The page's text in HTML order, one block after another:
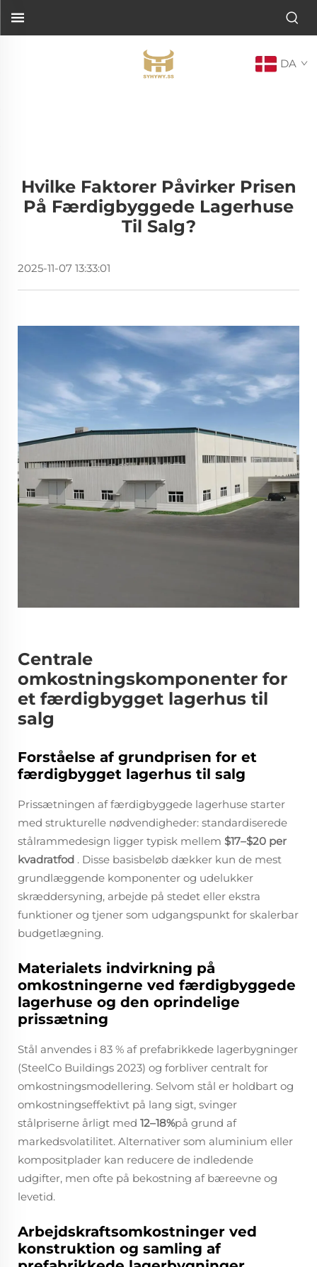
DA
Hvilke Faktorer Påvirker Prisen
På Færdigbyggede Lagerhuse
Til Salg?
2025-11-07 13:33:01
Centrale
omkostningskomponenter for
et færdigbygget lagerhus til
salg
Forståelse af grundprisen for et
færdigbygget lagerhus til salg
Prissætningen af færdigbyggede lagerhuse starter
med strukturelle nødvendigheder: standardiserede
stålrammedesign ligger typisk mellem $17–$20 per
kvadratfod . Disse basisbeløb dækker kun de mest
grundlæggende komponenter og udelukker
skræddersyning, arbejde på stedet eller ekstra
funktioner og tjener som udgangspunkt for skalerbar
budgetlægning.
Materialets indvirkning på
omkostningerne ved færdigbyggede
lagerhuse og den oprindelige
prissætning
Stål anvendes i 83 % af prefabrikkede lagerbygninger
(SteelCo Buildings 2023) og forbliver centralt for
omkostningsmodellering. Selvom stål er holdbart og
omkostningseffektivt på lang sigt, svinger
stålpriserne årligt med 12–18%på grund af
markedsvolatilitet. Alternativer som aluminium eller
kompositplader kan reducere de indledende
udgifter, men ofte på bekostning af bæreevne og
levetid.
Arbejdskraftsomkostninger ved
konstruktion og samling af